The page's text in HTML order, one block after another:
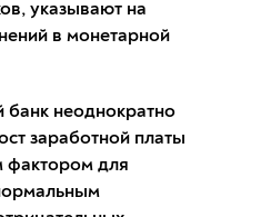
указывают на
в монетарной
банк неоднократно
заработной платы
фактором для